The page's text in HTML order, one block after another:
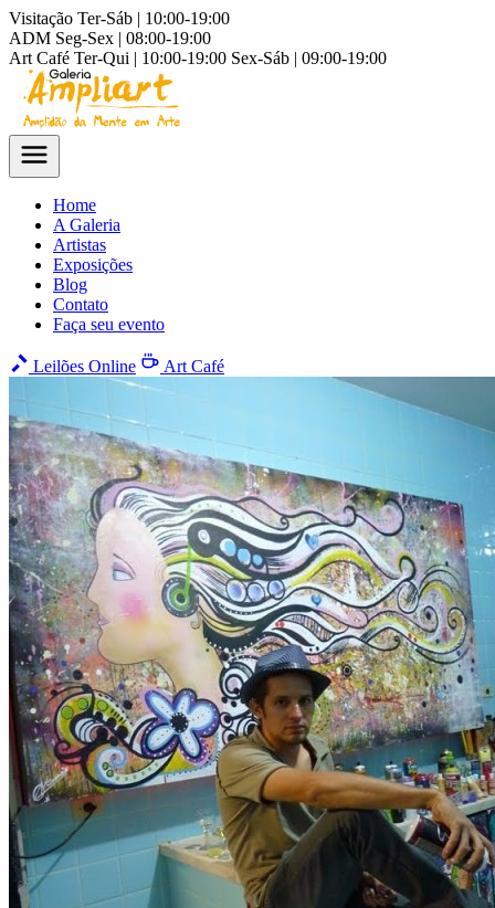
Visitação Ter-Sáb | 10:00-19:00
ADM Seg-Sex | 08:00-19:00
Art Café Ter-Qui | 10:00-19:00 Sex-Sáb | 09:00-19:00
Home
A Galeria
Artistas
Exposições
Blog
Contato
Faça seu evento
Leilões Online Art Café